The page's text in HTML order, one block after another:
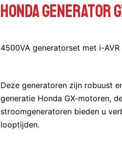
Honda Generator
4500VA generatorset met i-AVR
Deze generatoren zijn robuust
generatie Honda GX-motoren,
stroomgeneratoren bieden u
looptijden.